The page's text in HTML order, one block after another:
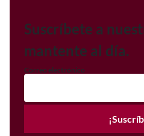
Suscríbete a
mantente al día.
Correo electrónico